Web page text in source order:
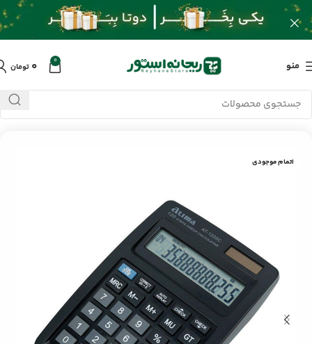
منو 0 ۰ تومان
خانه/محصولات/سایر لوازم جانبی/ماشین حساب آتیما AT-1205C
اتمام موجودی